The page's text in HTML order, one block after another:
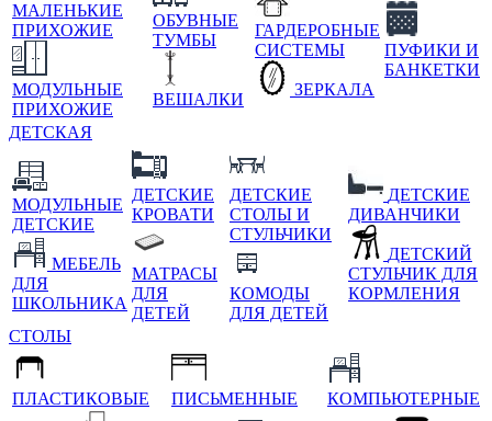
МАЛЕНЬКИЕ
ПРИХОЖИЕ
МОДУЛЬНЫЕ
ПРИХОЖИЕ
ОБУВНЫЕ
ТУМБЫ
ВЕШАЛКИ
ГАРДЕРОБНЫЕ
СИСТЕМЫ
ЗЕРКАЛА
ПУФИКИ И
БАНКЕТКИ
ДЕТСКАЯ
МОДУЛЬНЫЕ
ДЕТСКИЕ
МЕБЕЛЬ
ДЛЯ
ШКОЛЬНИКА
ДЕТСКИЕ
КРОВАТИ
МАТРАСЫ
ДЛЯ
ДЕТЕЙ
ДЕТСКИЕ
СТОЛЫ И
СТУЛЬЧИКИ
КОМОДЫ
ДЛЯ ДЕТЕЙ
ДЕТСКИЕ
ДИВАНЧИКИ
ДЕТСКИЙ
СТУЛЬЧИК ДЛЯ
КОРМЛЕНИЯ
СТОЛЫ
ПЛАСТИКОВЫЕ ПИСЬМЕННЫЕ КОМПЬЮТЕРНЫЕ